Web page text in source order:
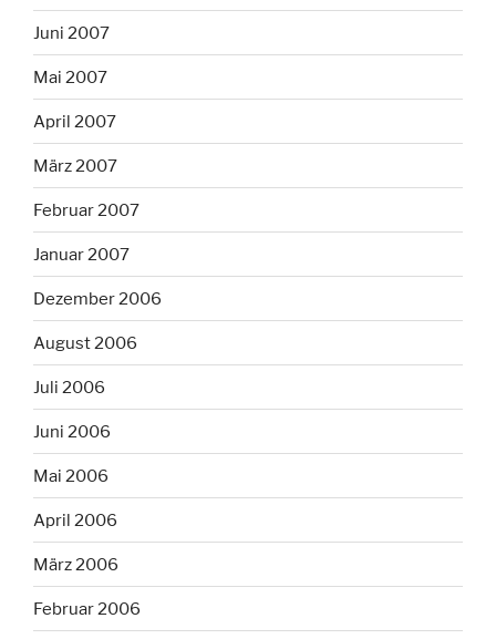
Juni 2007
Mai 2007
April 2007
März 2007
Februar 2007
Januar 2007
Dezember 2006
August 2006
Juli 2006
Juni 2006
Mai 2006
April 2006
März 2006
Februar 2006